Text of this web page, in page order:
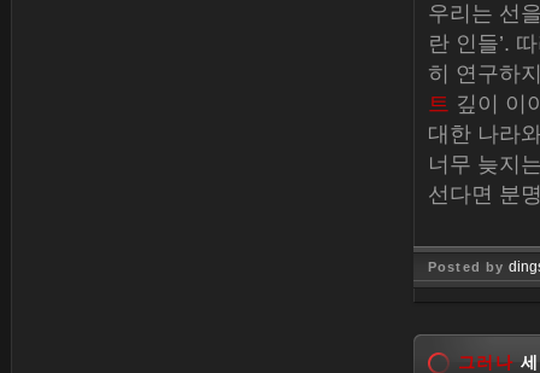
우리는 선
란 인들’.
히 연구하
트 깊이 이
대한 나라
너무 늦지
선다면 분
Posted by
그러나